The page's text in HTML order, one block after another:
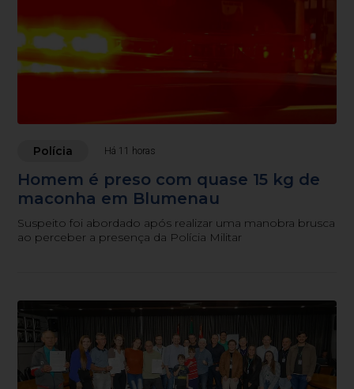
Polícia Há 11 horas
Homem é preso com quase 15 kg de
maconha em Blumenau
Suspeito foi abordado após realizar uma manobra brusca
ao perceber a presença da Polícia Militar